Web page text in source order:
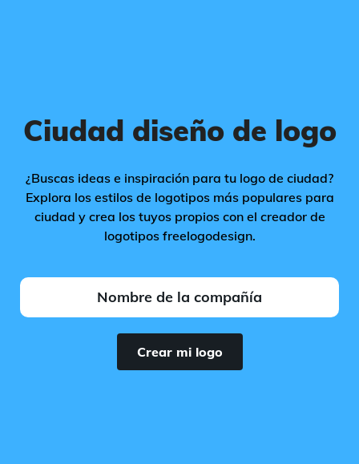
Ciudad diseño de logo
¿Buscas ideas e inspiración para tu logo de ciudad?
Explora los estilos de logotipos más populares para
ciudad y crea los tuyos propios con el creador de
logotipos freelogodesign.
Crear mi logo